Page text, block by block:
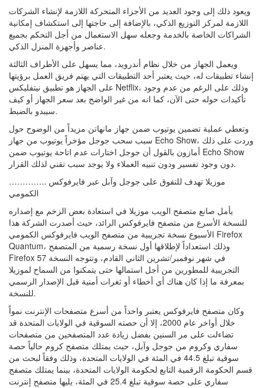
ويعود ذلك إلى وجود العديد من الأجزاء المتحركة اللازمة لإنشاء الشركات
اللازمة لمركز التوزيع الذكي، بالإضافة إلى حاجتها إلى استكشاف إمكانية
الشراكات الخاصة بالخدمة وجعله سهل الاستعمال من أجل التحكم بجميع
عناصر وأجهزة المنزل الذكي.
ويعمل الجهاز من خلال نظام أندرويد، مما يسهل على الأطراف الثالثة
إنشاء تطبيقات له، حيث يعتبر أحد التطبيقات التي يهتم فريق العمل برؤيتها
على الجهاز هو تطبيق نيتفليكس Netflix، وذلك على الرغم من عدم وجود
تأكيدات حوله حتى الآن، كما انه من غير الواضح بعد سعر الجهاز أو كيف
سيبدو بالضبط.
وتعطي عملية تضمين يوتيوب ضمن جهاز مانهاتن مزيداً من الوضوح حول
سبب سحب جوجل مؤخراً يوتيوب من جهاز Echo Show، وردت على ذلك
أمازون بالقول أن جوجل اختارات عدم اتاحة يوتيوب ضمن Echo Show
دون وجود تفسير ودون تنبيه العملاء ولا يوجد سبب تقني لذلك القرار.
………….. موزيلا تهدف للتفوق على جوجل وآبل عبر فايرفوكس
الكمومي
يأمل صانع متصفح الويب موزيلا في استعادة بعض الزخم مع إصداره
للنسخة الأسرع من متصفح فايرفوكس الرائد، حيث أصدرت الشركة هذا
الأسبوع نسخة تجريبية من متصفح الويب فايرفوكس الكمومي Firefox
Quantum، وذلك استعداداً لإطلاقها أول نسخة رسمية من المتصفح
Firefox 57 في شهر نوفمبر/تشرين الثاني القادم، وتتوجه النسخة
التجريبية للمطورين من أجل استمالها حتى يتمكنوا من السماح لموزيلا
بمعرفة ما إذا كان هناك أي أخطاء أو ثغرات أمنية قبل الإصدار الرسمي
للنسخة.
وكان متصفح فايرفوكس يعتبر واحداً من أسرع متصفحات الإنترنت نمواً
خلال أواخر عام 2000، إلا أن حصته السوقية في الولايات المتحدة قد
تضاءلت على مر السنين بفضل زيادة عدد المتصفحين من متصفحات
سفاري وكروم من جوجل وآبل، حيث يمتلك متصفح كروم حالياً حصة
سوقية تبلغ 44.5 في المئة في الولايات المتحدة، وذلك وفقاً لبحث من
قسم الحكومة الرقمية التابع لحكومة الولايات المتحدة، بينما يمتلك متصفح
سفاري على حصة سوقية تبلغ 25.4 في المئة، يليها متصفح إنترنت